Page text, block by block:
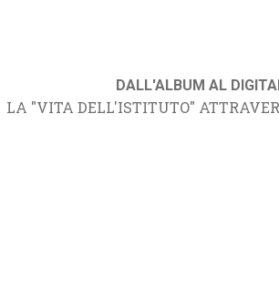
DALL'ALBUM AL
LA "VITA DELL'ISTITUTO"